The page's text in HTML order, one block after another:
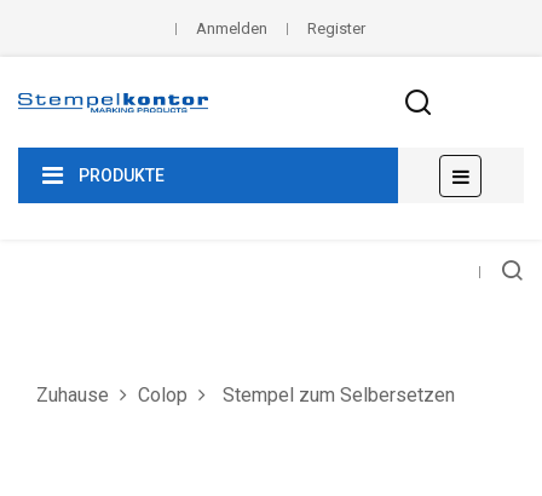
Anmelden Register
PRODUKTE
der
☰
Zuhause Colop Stempel zum Selbersetzen